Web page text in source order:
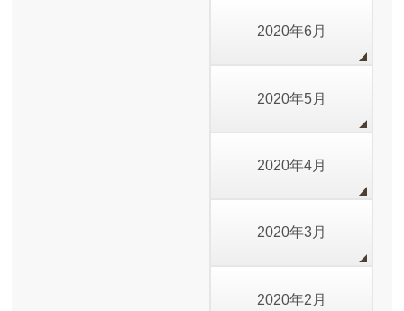
2020年6月
2020年5月
2020年4月
2020年3月
2020年2月